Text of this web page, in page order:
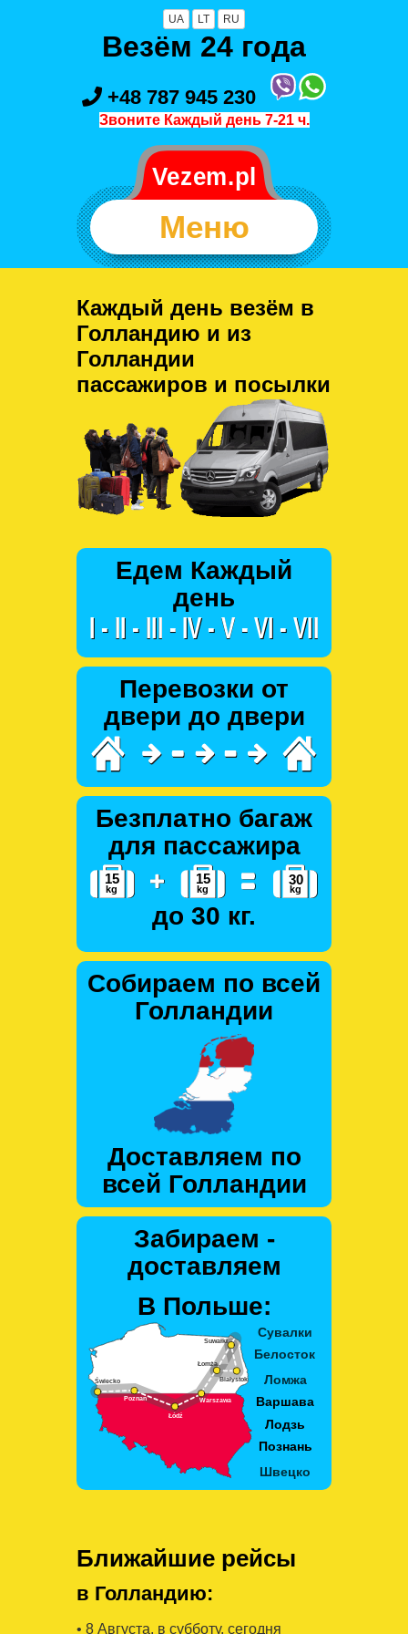
UA LT RU
Везём 24 года
+48 787 945 230
Звоните Каждый день 7-21 ч.
Меню
Каждый день везём в
Голландию и из
Голландии
пассажиров и посылки
Едем Каждый
день
Перевозки от
двери до двери
Безплатно багаж
для пассажира
до 30 кг.
Собираем по всей
Голландии
Доставляем по
всей Голландии
Забираем -
доставляем
В Польше:
Ближайшие рейсы
в Голландию:
• 8 Августa, в субботу, сегодня